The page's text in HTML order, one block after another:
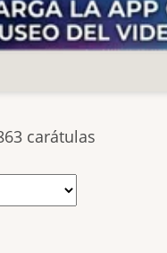
carátulas